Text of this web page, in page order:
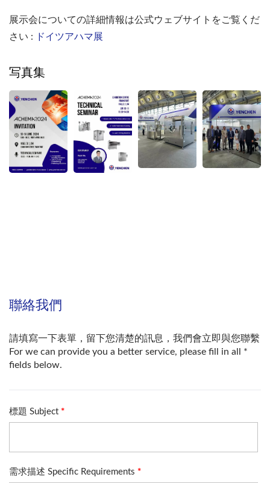
展示会についての詳細情報は公式ウェブサイトをご覧くだ
さい :
ドイツアハマ展
写真集